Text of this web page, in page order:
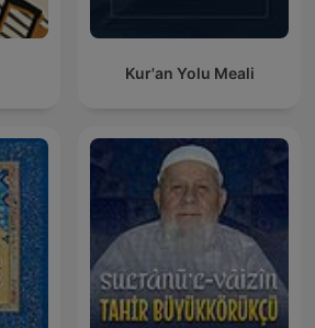
Kur'an Yolu Meali